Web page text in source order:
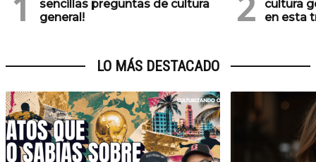
sencillas preguntas de cultura
general!
cultura
en esta
LO MÁS DESTACADO